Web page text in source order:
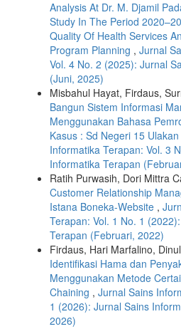
Analysis At Dr. M. Djamil
Study In The Period
Quality Of Health Services
Program Planning , Jurnal
Vol. 4 No. 2 (2025): Jurnal
(Juni, 2025)
Misbahul Hayat, Firdaus,
Bangun Sistem Informasi
Menggunakan Bahasa
Kasus : Sd Negeri 15
Informatika Terapan: Vol. 3
Informatika Terapan
Ratih Purwasih, Dori Mittra
Customer Relationship
Istana Boneka-Website ,
Terapan: Vol. 1 No. 1
Terapan (Februari, 2022)
Firdaus, Hari Marfalino,
Identifikasi Hama dan
Menggunakan Metode
Chaining , Jurnal Sains
1 (2026): Jurnal Sains
2026)